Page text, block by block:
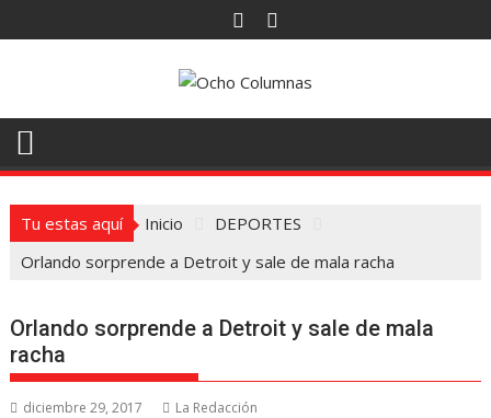
al
Tu estas aquí Inicio
DEPORTES
Orlando sorprende a Detroit y sale de mala racha
Orlando sorprende a Detroit y sale de mala
racha
diciembre 29, 2017 La Redacción